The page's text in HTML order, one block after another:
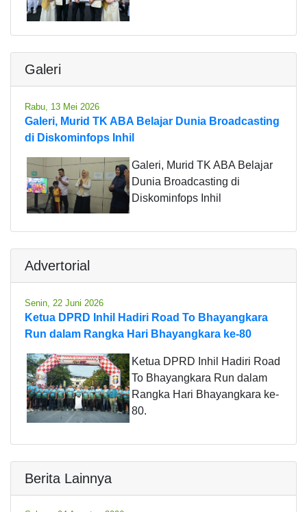
Galeri
Rabu, 13 Mei 2026
Galeri, Murid TK ABA Belajar Dunia Broadcasting
di Diskominfops Inhil
Galeri, Murid TK ABA Belajar
Dunia Broadcasting di
Diskominfops Inhil
Advertorial
Senin, 22 Juni 2026
Ketua DPRD Inhil Hadiri Road To Bhayangkara
Run dalam Rangka Hari Bhayangkara ke-80
Ketua DPRD Inhil Hadiri Road
To Bhayangkara Run dalam
Rangka Hari Bhayangkara ke-
80.
Berita Lainnya